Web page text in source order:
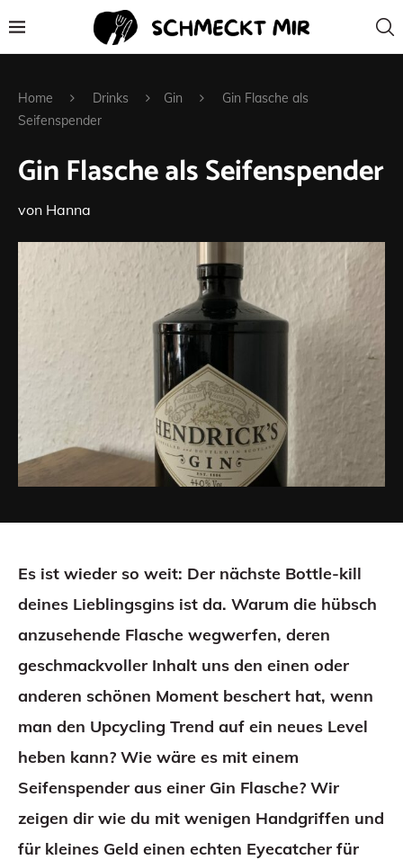
Home Drinks Gin
Gin Flasche als
Seifenspender
Gin Flasche als Seifenspender
von Hanna
Es ist wieder so weit: Der nächste Bottle-kill
deines Lieblingsgins ist da. Warum die hübsch
anzusehende Flasche wegwerfen, deren
geschmackvoller Inhalt uns den einen oder
anderen schönen Moment beschert hat, wenn
man den Upcycling Trend auf ein neues Level
heben kann? Wie wäre es mit einem
Seifenspender aus einer Gin Flasche? Wir
zeigen dir wie du mit wenigen Handgriffen und
für kleines Geld einen echten Eyecatcher für